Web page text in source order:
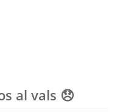
al vals 😞